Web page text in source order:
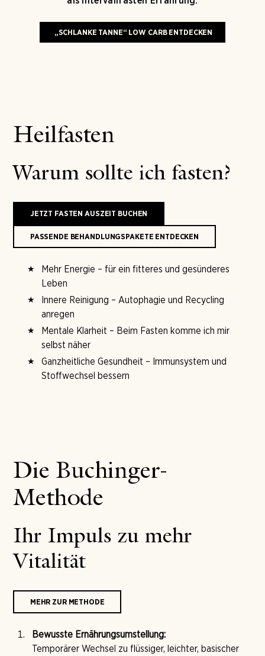
„SCHLANKE TANNE“ LOW CARB ENTDECKEN
Heilfasten
Warum sollte ich fasten?
JETZT FASTEN AUSZEIT BUCHEN
PASSENDE BEHANDLUNGSPAKETE ENTDECKEN
Mehr Energie – für ein fitteres und gesünderes
Leben
Innere Reinigung – Autophagie und Recycling
anregen
Mentale Klarheit – Beim Fasten komme ich mir
selbst näher
Ganzheitliche Gesundheit – Immunsystem und
Stoffwechsel bessern
Die Buchinger-
Methode
Ihr Impuls zu mehr
Vitalität
MEHR ZUR METHODE
Bewusste Ernährungsumstellung:
Temporärer Wechsel zu flüssiger, leichter, basischer